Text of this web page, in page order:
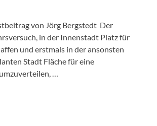
von Jörg Bergstedt Der
in der Innenstadt Platz für
und erstmals in der ansonsten
Stadt Fläche für eine
…